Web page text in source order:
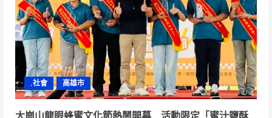
.社會 高雄市